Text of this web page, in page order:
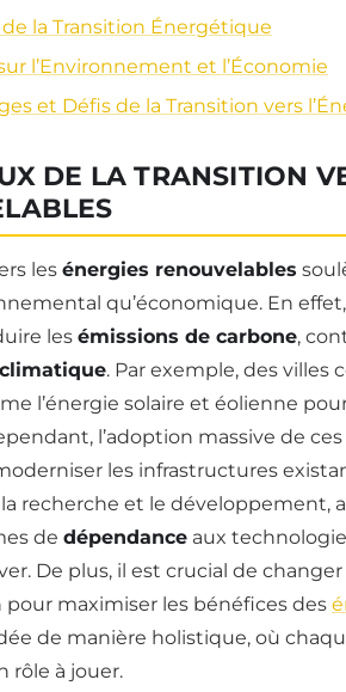
la Transition Énergétique
l’Environnement et l’Économie
et Défis de la Transition vers
DE LA TRANSITION
les énergies renouvelables
qu’économique. En
les émissions de carbone,
. Par exemple, des villes
l’énergie solaire et éolienne
l’adoption massive de
les infrastructures
recherche et le développement,
de dépendance aux
De plus, il est crucial de
maximiser les bénéfices des
de manière holistique, où
rôle à jouer.